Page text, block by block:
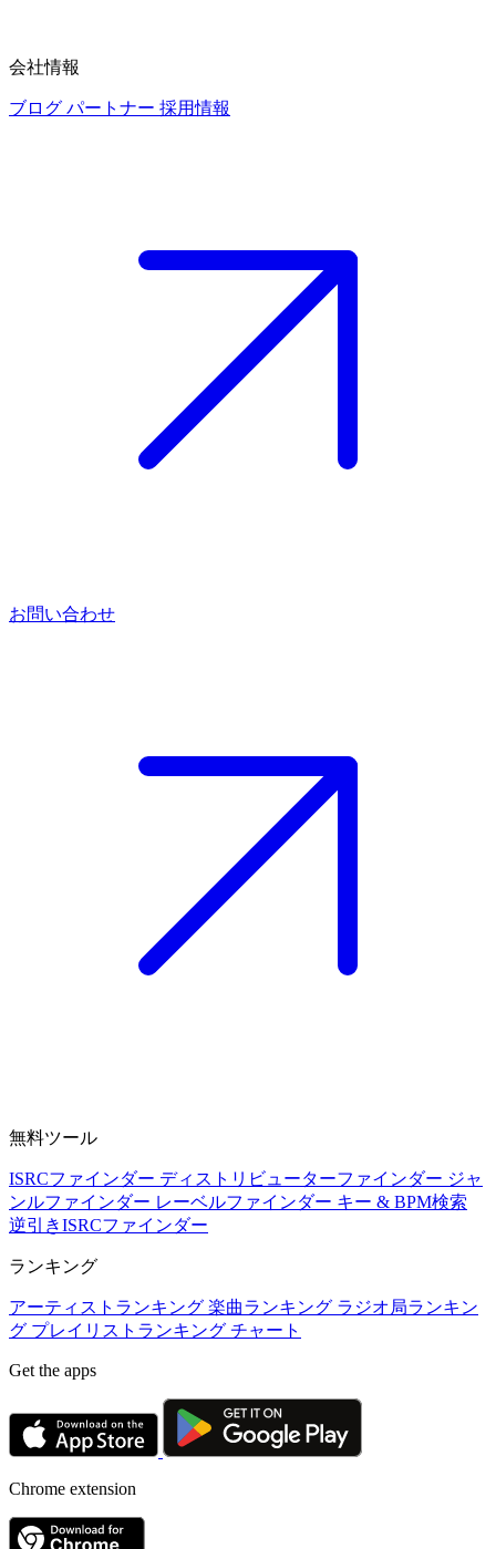
会社情報
ブログ パートナー 採用情報
お問い合わせ
無料ツール
ISRCファインダー ディストリビューターファインダー ジャ
ンルファインダー レーベルファインダー キー & BPM検索
逆引きISRCファインダー
ランキング
アーティストランキング 楽曲ランキング ラジオ局ランキン
グ プレイリストランキング チャート
Get the apps
Chrome extension